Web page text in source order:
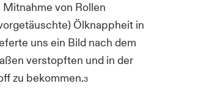
von Rollen
Ölknappheit in
uns ein Bild nach dem
verstopften und in der
zu bekommen.3